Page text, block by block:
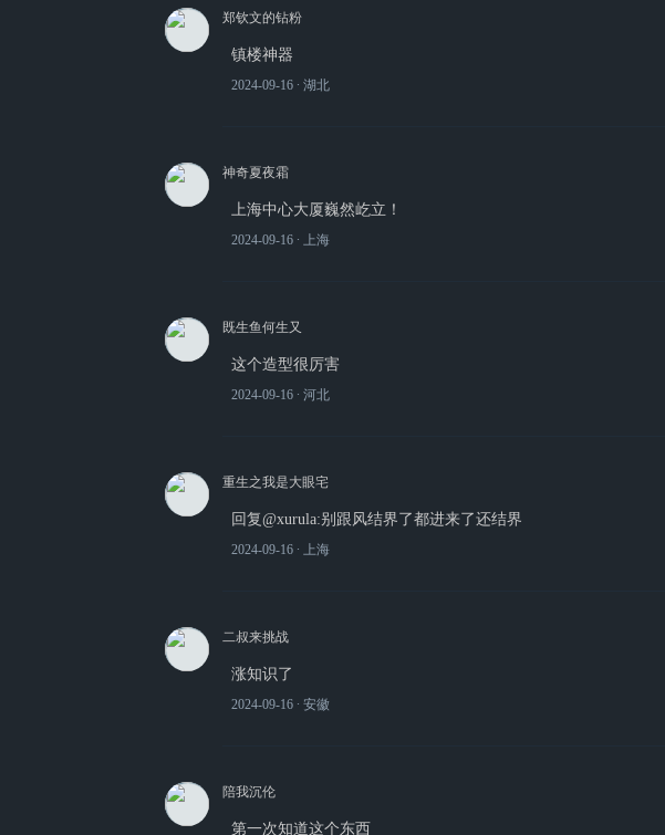
郑钦文的钻粉
镇楼神器
2024-09-16 ∙ 湖北
神奇夏夜霜
上海中心大厦巍然屹立！
2024-09-16 ∙ 上海
既生鱼何生又
这个造型很厉害
2024-09-16 ∙ 河北
重生之我是大眼宅
回复@xurula:别跟风结界了都进来了还结界
2024-09-16 ∙ 上海
二叔来挑战
涨知识了
2024-09-16 ∙ 安徽
陪我沉伦
第一次知道这个东西